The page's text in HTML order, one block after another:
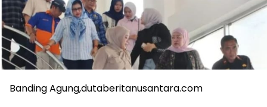
Banding Agung,dutaberitanusantara.com